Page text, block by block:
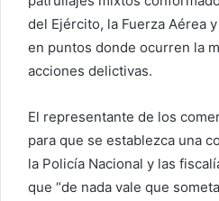
del Ejército, la Fuerza Aérea
en puntos donde ocurren la
acciones delictivas.
El representante de los
para que se establezca una
la Policía Nacional y las
que “de nada vale que